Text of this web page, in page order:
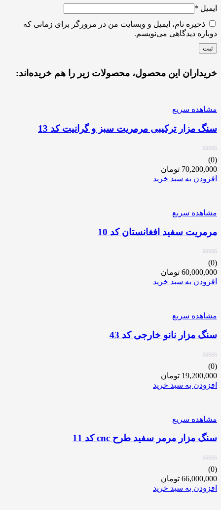
ایمیل *
ذخیره نام، ایمیل و وبسایت من در مرورگر برای زمانی که
دوباره دیدگاهی می‌نویسم.
خریداران این محصول، محصولات زیر را هم خریده‌اند:
مشاهده سریع
سنگ مزار ترکیبی مرمریت سبز و گرانیت کد 13
(0)
70,200,000 تومان
افزودن به سبد خرید
مشاهده سریع
مرمریت سفید افغانستان کد 10
(0)
60,000,000 تومان
افزودن به سبد خرید
مشاهده سریع
سنگ مزار نانو خارجی کد 43
(0)
19,200,000 تومان
افزودن به سبد خرید
مشاهده سریع
سنگ مزار مرمر سفید طرح cnc کد 11
(0)
66,000,000 تومان
افزودن به سبد خرید